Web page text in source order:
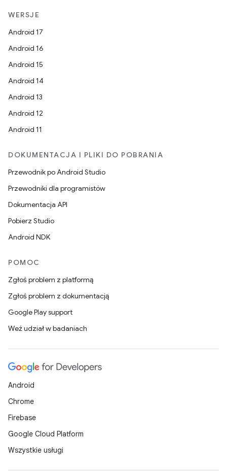
WERSJE
Android 17
Android 16
Android 15
Android 14
Android 13
Android 12
Android 11
DOKUMENTACJA I PLIKI DO POBRANIA
Przewodnik po Android Studio
Przewodniki dla programistów
Dokumentacja API
Pobierz Studio
Android NDK
POMOC
Zgłoś problem z platformą
Zgłoś problem z dokumentacją
Google Play support
Weź udział w badaniach
Android
Chrome
Firebase
Google Cloud Platform
Wszystkie usługi